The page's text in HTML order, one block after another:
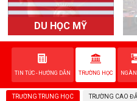
DU HỌC MỸ
TIN TỨC - HƯỚNG DẪN TRƯỜNG HỌC
TRƯỜNG TRUNG HỌC TRƯỜNG CAO
EVENTS
DỊCH VỤ
VỀ NAM PHONG